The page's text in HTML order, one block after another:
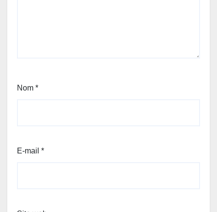
Nom *
E-mail *